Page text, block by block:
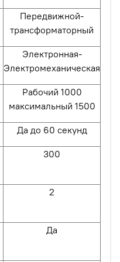
Передвижной-
трансформаторный
Электронная-
Электромеханическая
Рабочий 1000
максимальный 1500
Да до 60 секунд
300
2
Да